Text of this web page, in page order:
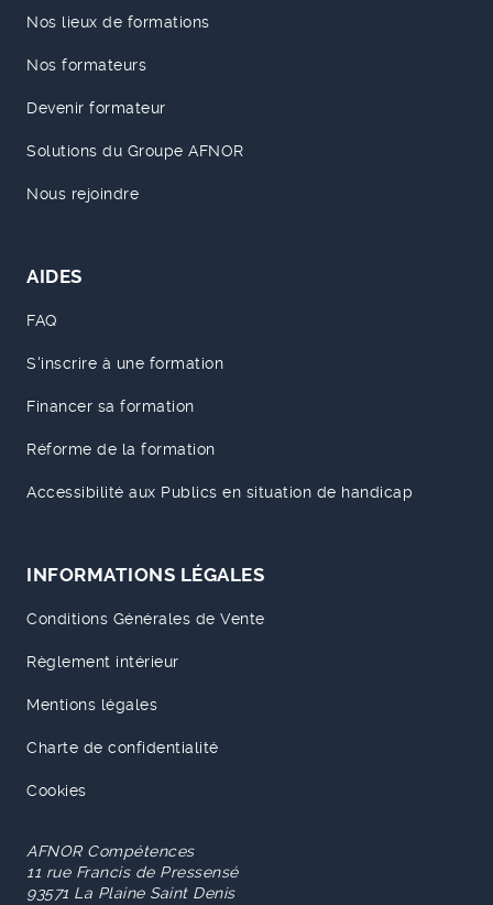
Nos lieux de formations
Nos formateurs
Devenir formateur
Solutions du Groupe AFNOR
Nous rejoindre
AIDES
FAQ
S'inscrire à une formation
Financer sa formation
Réforme de la formation
Accessibilité aux Publics en situation de handicap
INFORMATIONS LÉGALES
Conditions Générales de Vente
Règlement intérieur
Mentions légales
Charte de confidentialité
Cookies
AFNOR Compétences
11 rue Francis de Pressensé
93571 La Plaine Saint Denis